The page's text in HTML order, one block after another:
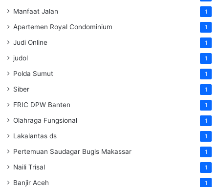
Manfaat Jalan 1
Apartemen Royal Condominium 1
Judi Online 1
judol 1
Polda Sumut 1
Siber 1
FRIC DPW Banten 1
Olahraga Fungsional 1
Lakalantas ds 1
Pertemuan Saudagar Bugis Makassar 1
Naili Trisal 1
Banjir Aceh 1